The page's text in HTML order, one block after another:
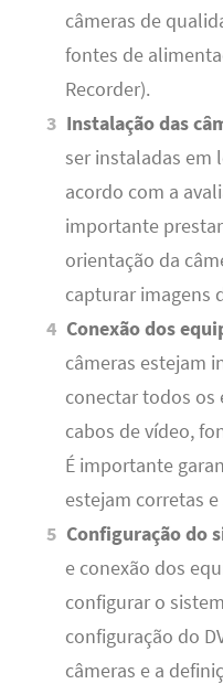
câmeras de
fontes de
Recorder).
Instalação das
ser instaladas em
acordo com a
importante
orientação da
capturar imagens
Conexão dos
câmeras estejam
conectar todos
cabos de vídeo,
É importante
estejam corretas e
Configuração do
e conexão dos
configurar o
configuração do
câmeras e a